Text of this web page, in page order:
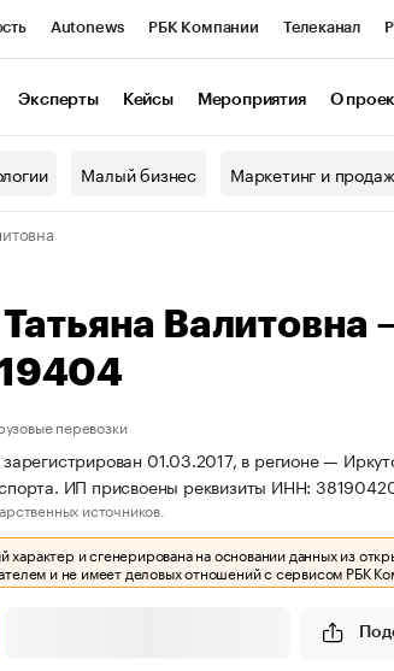
Autonews РБК Компании Телеканал
Эксперты Кейсы Мероприятия О
Малый бизнес Маркетинг и
перевозки
01.03.2017, в регионе —
ИП присвоены реквизиты ИНН:
источников.
и сгенерирована на основании данных из
и не имеет деловых отношений с сервисом РБК